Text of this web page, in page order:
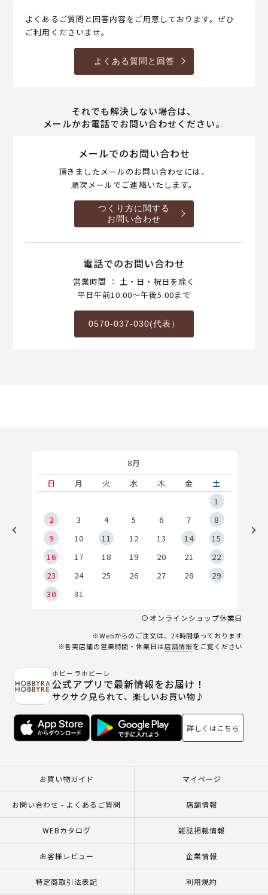
よくあるご質問と回答内容をご用意しております。ぜひ
ご利用くださいませ。
よくある質問と回答
それでも解決しない場合は、
メールかお電話でお問い合わせください。
メールでのお問い合わせ
頂きましたメールのお問い合わせには、
順次メールでご連絡いたします。
つくり方に関する
お問い合わせ
電話でのお問い合わせ
営業時間 ： 土・日・祝日を除く
平日午前10:00～午後5:00まで
0570-037-030(代表）
8月
日
月 火 水 木 金
土
1
2
3 4 5 6 7
8
9
10 11 12 13 14
15
16
17 18 19 20 21
22
23
24 25 26 27 28
29
30
31
オンラインショップ休業日
※Webからのご注文は、24時間承っております
※各実店舗の営業時間・休業日は店舗情報をご覧ください
ホビーラホビーレ
公式アプリで最新情報をお届け！
サクサク見られて、楽しいお買い物♪
詳しくはこちら
お買い物ガイド マイページ
お問い合わせ - よくあるご質問 店舗情報
WEBカタログ 雑誌掲載情報
お客様レビュー 企業情報
特定商取引法表記 利用規約